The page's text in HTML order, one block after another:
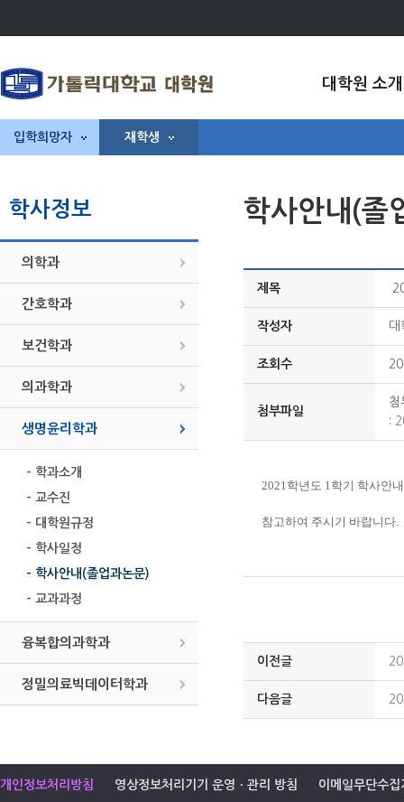
대학원 소개
입학희망자 재학생
학사정보
의학과
간호학과
보건학과
의과학과
생명윤리학과
- 학과소개
- 교수진
- 대학원규정
- 학사일정
- 학사안내(졸업과논문)
- 교과과정
융복합의과학과
정밀의료빅데이터학과
학사안내(졸
제목
작성자 대
조회수
첨부파일
첨
:
2021학년도 1학기 학사안
참고하여 주시기 바랍니다.
이전글
다음글
개인정보처리방침 영상정보처리기기 운영ㆍ관리 방침 이메일무단수집